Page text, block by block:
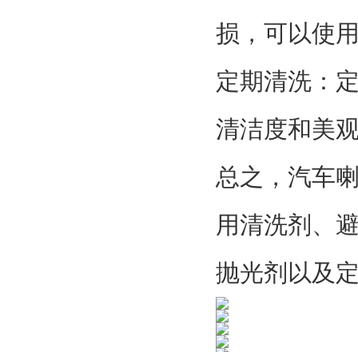
损，可以使
定期清洗：
清洁度和美
总之，汽车
用清洗剂、
抛光剂以及